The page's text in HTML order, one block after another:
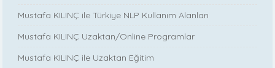
Mustafa KILINÇ ile Türkiye NLP Kullanım Alanları
Mustafa KILINÇ Uzaktan/Online Programlar
Mustafa KILINÇ ile Uzaktan Eğitim